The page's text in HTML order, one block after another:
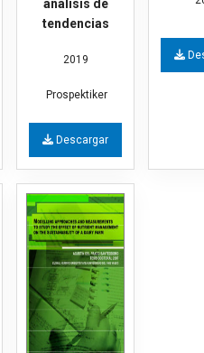
análisis de
tendencias
2019
Prospektiker
Descargar